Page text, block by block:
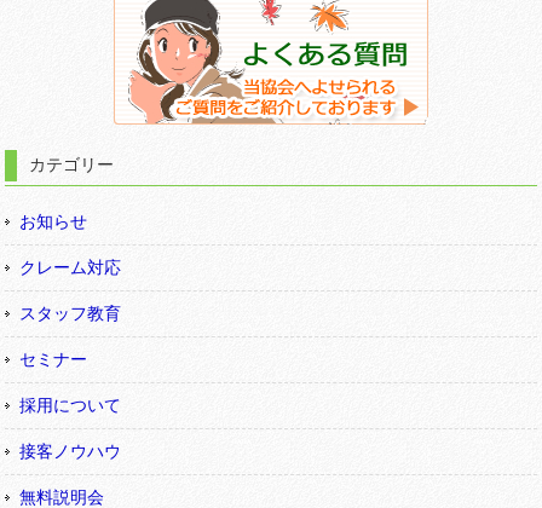
カテゴリー
お知らせ
クレーム対応
スタッフ教育
セミナー
採用について
接客ノウハウ
無料説明会